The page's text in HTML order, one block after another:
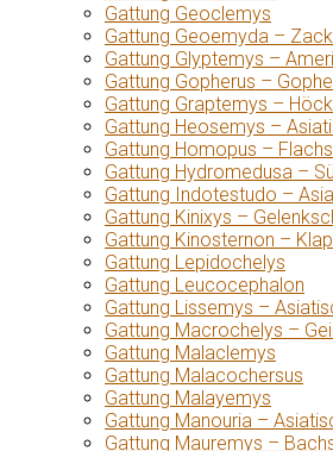
Gattung Geoclemys
Gattung Geoemyda –
Gattung Glyptemys –
Gattung Gopherus –
Gattung Graptemys –
Gattung Heosemys –
Gattung Homopus –
Gattung Hydromedusa –
Gattung Indotestudo –
Gattung Kinixys –
Gattung Kinosternon –
Gattung Lepidochelys
Gattung Leucocephalon
Gattung Lissemys –
Gattung Macrochelys –
Gattung Malaclemys
Gattung Malacochersus
Gattung Malayemys
Gattung Manouria –
Gattung Mauremys –